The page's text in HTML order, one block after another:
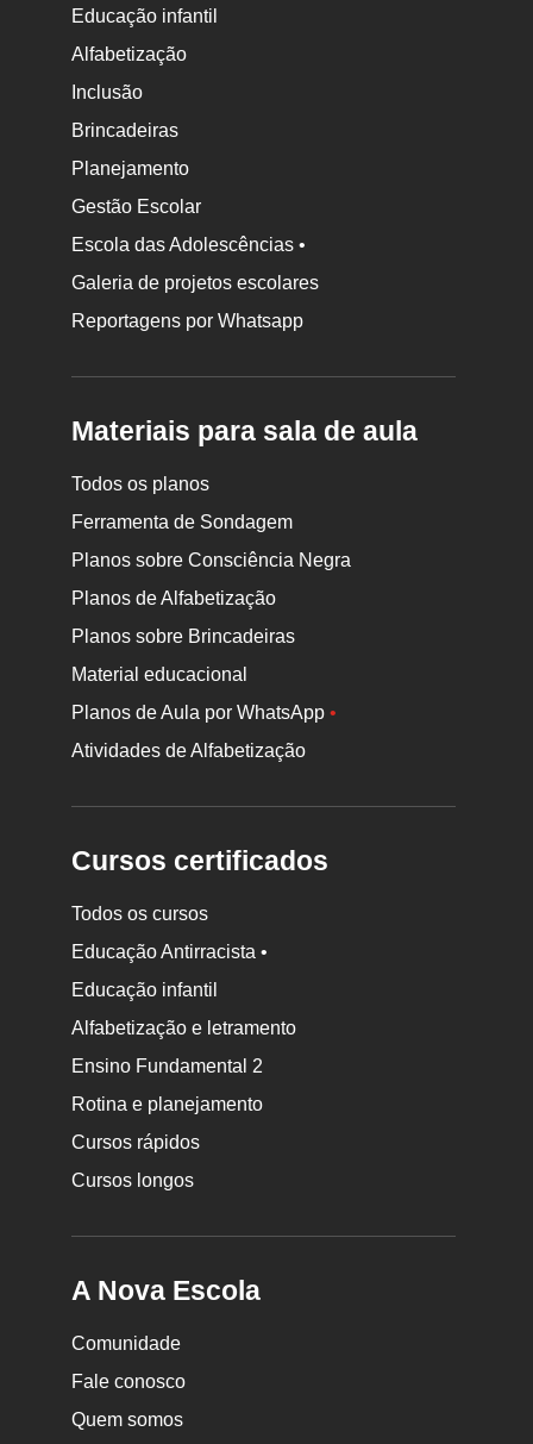
Educação infantil
Alfabetização
Inclusão
Brincadeiras
Planejamento
Gestão Escolar
Escola das Adolescências •
Galeria de projetos escolares
Reportagens por Whatsapp
Materiais para sala de aula
Todos os planos
Ferramenta de Sondagem
Planos sobre Consciência Negra
Planos de Alfabetização
Planos sobre Brincadeiras
Material educacional
Planos de Aula por WhatsApp•
Atividades de Alfabetização
Cursos certificados
Todos os cursos
Educação Antirracista •
Educação infantil
Alfabetização e letramento
Ensino Fundamental 2
Rotina e planejamento
Cursos rápidos
Cursos longos
A Nova Escola
Comunidade
Fale conosco
Quem somos